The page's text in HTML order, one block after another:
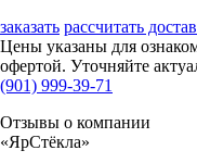
заказать рассчитать
Цены указаны для
офертой. Уточняйте
(901) 999-39-71
Отзывы о компании
«ЯрСтёкла»